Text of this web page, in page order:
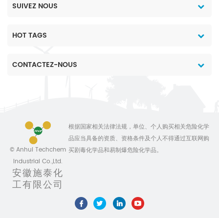
SUIVEZ NOUS
HOT TAGS
CONTACTEZ-NOUS
© Anhui Techchem
Industrial Co.,Ltd.
安徽施泰化
工有限公司
根据国家相关法律法规，单位、个人购买相关危险化学
品应当具备的资质、资格条件及个人不得通过互联网购
买剧毒化学品和易制爆危险化学品。